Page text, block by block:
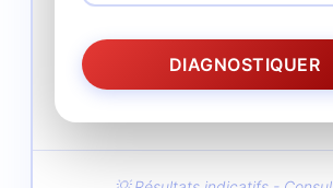
DIAGNOSTIQUER